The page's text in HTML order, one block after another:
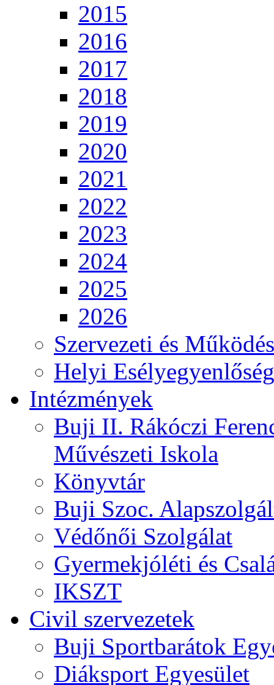
2015
2016
2017
2018
2019
2020
2021
2022
2023
2024
2025
2026
Szervezeti és
Helyi
Intézmények
Buji II. Rákóczi
Művészeti Iskola
Könyvtár
Buji Szoc.
Védőnői Szolgálat
Gyermekjóléti és
IKSZT
Civil szervezetek
Buji Sportbarátok
Diáksport Egyesület